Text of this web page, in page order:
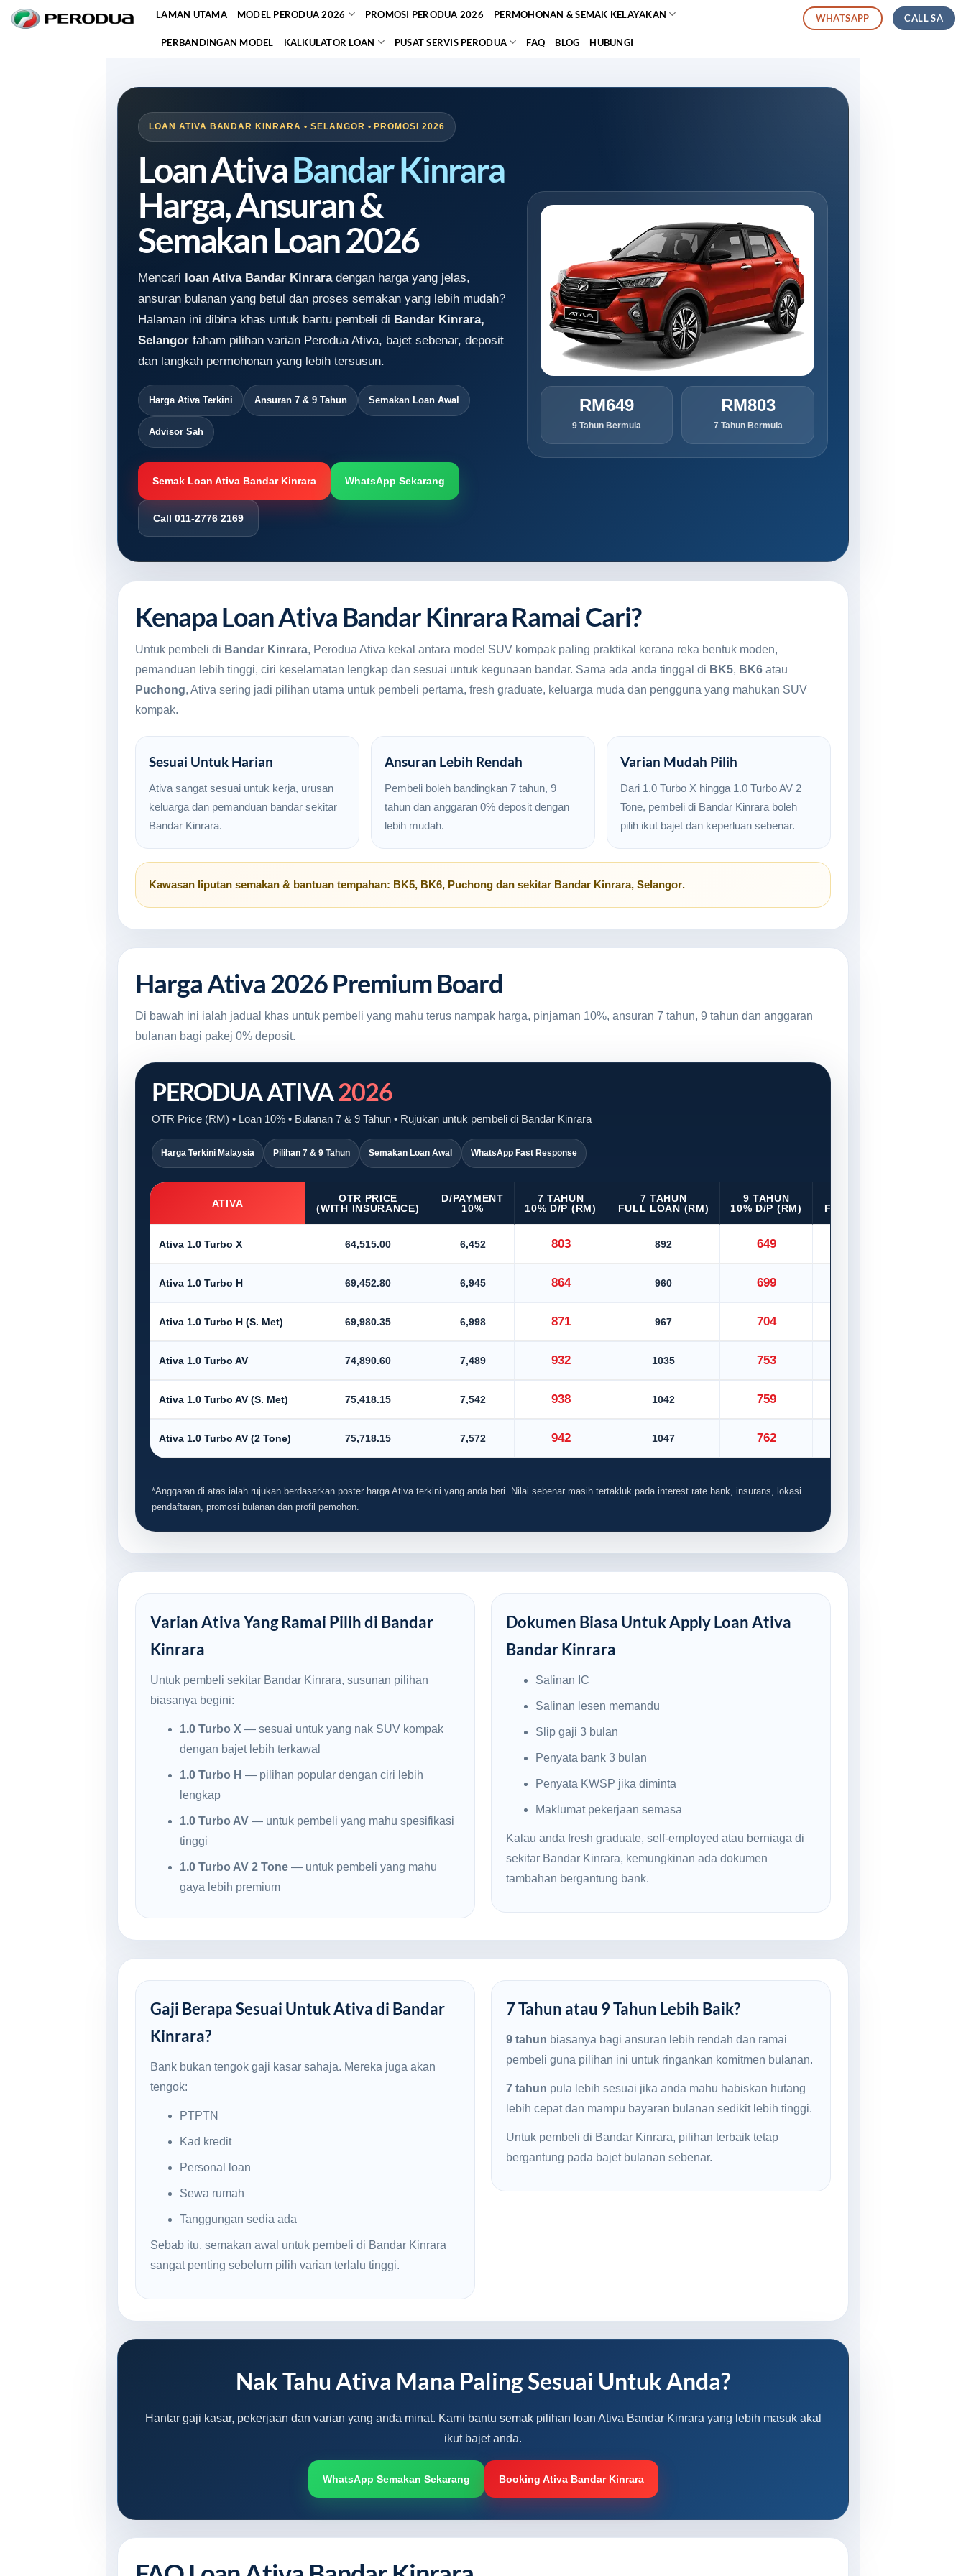
Skip
LAMAN UTAMA MODEL PERODUA 2026 PROMOSI PERODUA 2026 PERMOHONAN & SEMAK KELAYAKAN
PERBANDINGAN MODEL KALKULATOR LOAN PUSAT SERVIS PERODUA FAQ BLOG HUBUNGI
WHATSAPP CALL SA
LOAN ATIVA BANDAR KINRARA • SELANGOR • PROMOSI 2026
Loan AtivaBandar Kinrara
Harga, Ansuran &
Semakan Loan 2026
Mencari loan Ativa Bandar Kinraradengan harga yang jelas,
ansuran bulanan yang betul dan proses semakan yang lebih mudah?
Halaman ini dibina khas untuk bantu pembeli di Bandar Kinrara,
Selangor faham pilihan varian Perodua Ativa, bajet sebenar, deposit
dan langkah permohonan yang lebih tersusun.
Harga Ativa Terkini Ansuran 7 & 9 Tahun Semakan Loan Awal
Advisor Sah
Semak Loan Ativa Bandar Kinrara WhatsApp Sekarang
Call 011-2776 2169
RM649
9 Tahun Bermula
RM803
7 Tahun Bermula
Kenapa Loan Ativa Bandar Kinrara Ramai Cari?
Untuk pembeli di Bandar Kinrara, Perodua Ativa kekal antara model SUV kompak paling praktikal kerana reka bentuk moden,
pemanduan lebih tinggi, ciri keselamatan lengkap dan sesuai untuk kegunaan bandar. Sama ada anda tinggal di BK5, BK6 atau
Puchong, Ativa sering jadi pilihan utama untuk pembeli pertama, fresh graduate, keluarga muda dan pengguna yang mahukan SUV
kompak.
Sesuai Untuk Harian
Ativa sangat sesuai untuk kerja, urusan
keluarga dan pemanduan bandar sekitar
Bandar Kinrara.
Ansuran Lebih Rendah
Pembeli boleh bandingkan 7 tahun, 9
tahun dan anggaran 0% deposit dengan
lebih mudah.
Varian Mudah Pilih
Dari 1.0 Turbo X hingga 1.0 Turbo AV 2
Tone, pembeli di Bandar Kinrara boleh
pilih ikut bajet dan keperluan sebenar.
Kawasan liputan semakan & bantuan tempahan: BK5, BK6, Puchong dan sekitar Bandar Kinrara, Selangor.
Harga Ativa 2026 Premium Board
Di bawah ini ialah jadual khas untuk pembeli yang mahu terus nampak harga, pinjaman 10%, ansuran 7 tahun, 9 tahun dan anggaran
bulanan bagi pakej 0% deposit.
PERODUA ATIVA2026
OTR Price (RM) • Loan 10% • Bulanan 7 & 9 Tahun • Rujukan untuk pembeli di Bandar Kinrara
Harga Terkini Malaysia Pilihan 7 & 9 Tahun Semakan Loan Awal WhatsApp Fast Response
ATIVA
OTR PRICE
(WITH INSURANCE)
D/PAYMENT
10%
7 TAHUN
10% D/P (RM)
7 TAHUN
FULL LOAN (RM)
9 TAHUN
10% D/P (RM)
FULL LOAN (RM)
Ativa 1.0 Turbo X 64,515.00 6,452 803 892 649
Ativa 1.0 Turbo H 69,452.80 6,945 864 960 699
Ativa 1.0 Turbo H (S. Met) 69,980.35 6,998 871 967 704
Ativa 1.0 Turbo AV 74,890.60 7,489 932 1035 753
Ativa 1.0 Turbo AV (S. Met) 75,418.15 7,542 938 1042 759
Ativa 1.0 Turbo AV (2 Tone) 75,718.15 7,572 942 1047 762
*Anggaran di atas ialah rujukan berdasarkan poster harga Ativa terkini yang anda beri. Nilai sebenar masih tertakluk pada interest rate bank, insurans, lokasi
pendaftaran, promosi bulanan dan profil pemohon.
Varian Ativa Yang Ramai Pilih di Bandar
Kinrara
Untuk pembeli sekitar Bandar Kinrara, susunan pilihan
biasanya begini:
1.0 Turbo X — sesuai untuk yang nak SUV kompak
dengan bajet lebih terkawal
1.0 Turbo H — pilihan popular dengan ciri lebih
lengkap
1.0 Turbo AV— untuk pembeli yang mahu spesifikasi
tinggi
1.0 Turbo AV 2 Tone— untuk pembeli yang mahu
gaya lebih premium
Dokumen Biasa Untuk Apply Loan Ativa
Bandar Kinrara
Salinan IC
Salinan lesen memandu
Slip gaji 3 bulan
Penyata bank 3 bulan
Penyata KWSP jika diminta
Maklumat pekerjaan semasa
Kalau anda fresh graduate, self-employed atau berniaga di
sekitar Bandar Kinrara, kemungkinan ada dokumen
tambahan bergantung bank.
Gaji Berapa Sesuai Untuk Ativa di Bandar
Kinrara?
Bank bukan tengok gaji kasar sahaja. Mereka juga akan
tengok:
PTPTN
Kad kredit
Personal loan
Sewa rumah
Tanggungan sedia ada
Sebab itu, semakan awal untuk pembeli di Bandar Kinrara
sangat penting sebelum pilih varian terlalu tinggi.
7 Tahun atau 9 Tahun Lebih Baik?
9 tahun biasanya bagi ansuran lebih rendah dan ramai
pembeli guna pilihan ini untuk ringankan komitmen bulanan.
7 tahun pula lebih sesuai jika anda mahu habiskan hutang
lebih cepat dan mampu bayaran bulanan sedikit lebih tinggi.
Untuk pembeli di Bandar Kinrara, pilihan terbaik tetap
bergantung pada bajet bulanan sebenar.
Nak Tahu Ativa Mana Paling Sesuai Untuk Anda?
Hantar gaji kasar, pekerjaan dan varian yang anda minat. Kami bantu semak pilihan loan Ativa Bandar Kinrara yang lebih masuk akal
ikut bajet anda.
WhatsApp Semakan Sekarang Booking Ativa Bandar Kinrara